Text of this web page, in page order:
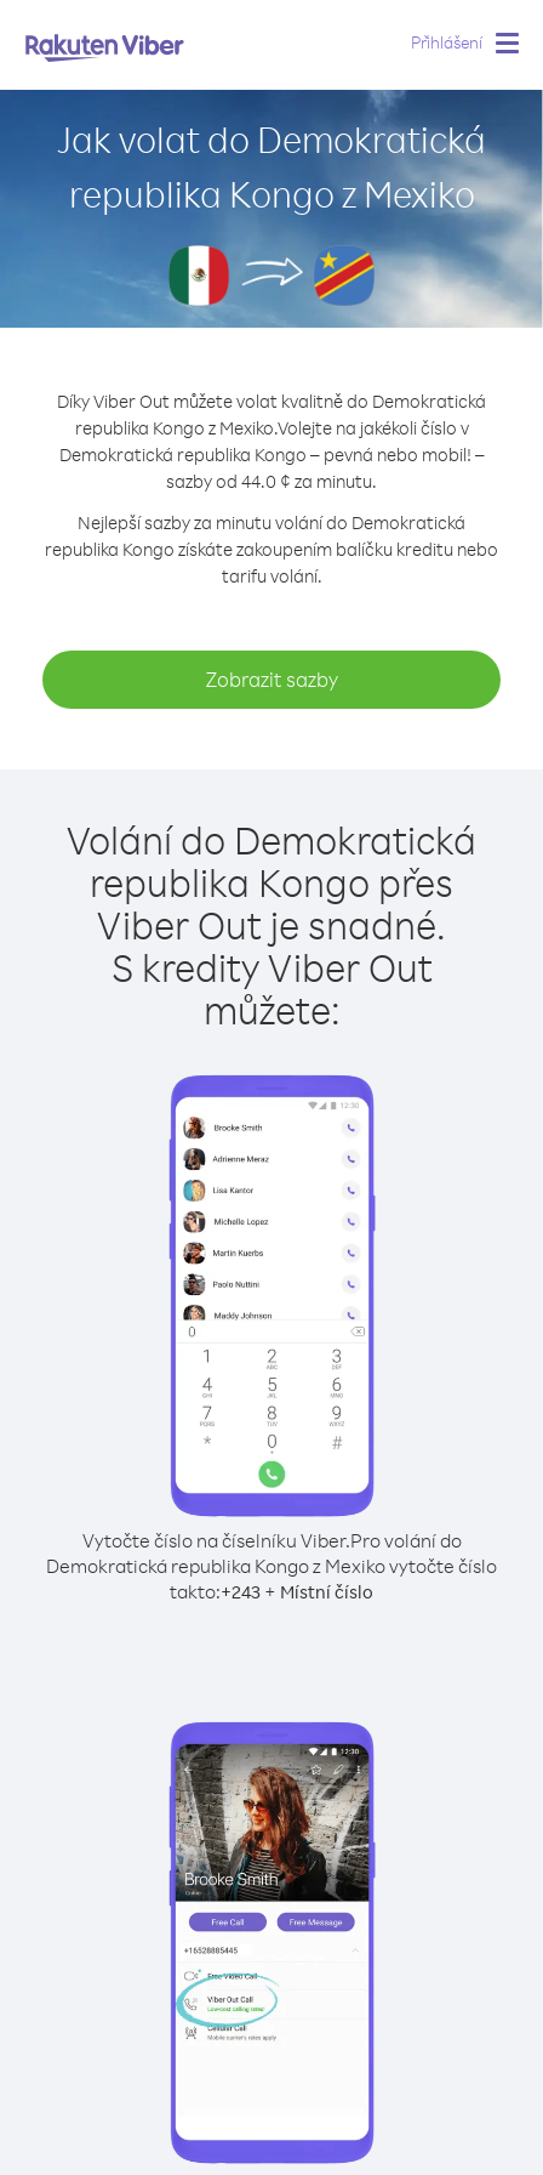
Přihlášení
Jak volat do Demokratická
republika Kongo z Mexiko
Díky Viber Out můžete volat kvalitně do Demokratická
republika Kongo z Mexiko.Volejte na jakékoli číslo v
Demokratická republika Kongo – pevná nebo mobil! –
sazby od 44.0 ¢ za minutu.
Nejlepší sazby za minutu volání do Demokratická
republika Kongo získáte zakoupením balíčku kreditu nebo
tarifu volání.
Zobrazit sazby
Volání do Demokratická
republika Kongo přes
Viber Out je snadné.
S kredity Viber Out
můžete:
Vytočte číslo na číselníku Viber.Pro volání do
Demokratická republika Kongo z Mexiko vytočte číslo
takto:+243 + Místní číslo